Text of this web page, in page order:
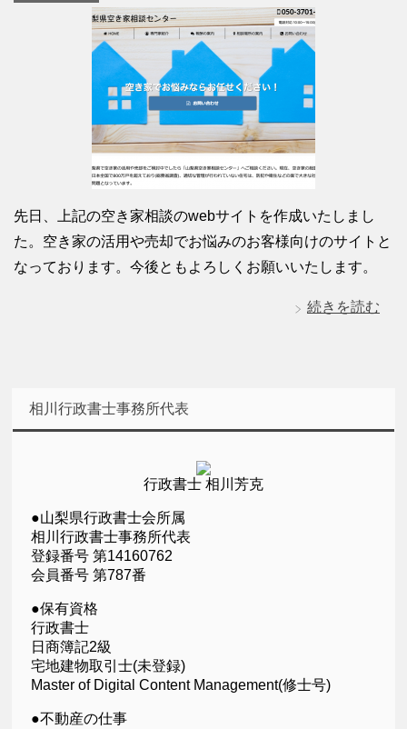
先日、上記の空き家相談のwebサイトを作成いたしまし
た。空き家の活用や売却でお悩みのお客様向けのサイトと
なっております。今後ともよろしくお願いいたします。
続きを読む
相川行政書士事務所代表
行政書士 相川芳克
●山梨県行政書士会所属
相川行政書士事務所代表
登録番号 第14160762
会員番号 第787番
●保有資格
行政書士
日商簿記2級
宅地建物取引士(未登録)
Master of Digital Content Management(修士号)
●不動産の仕事